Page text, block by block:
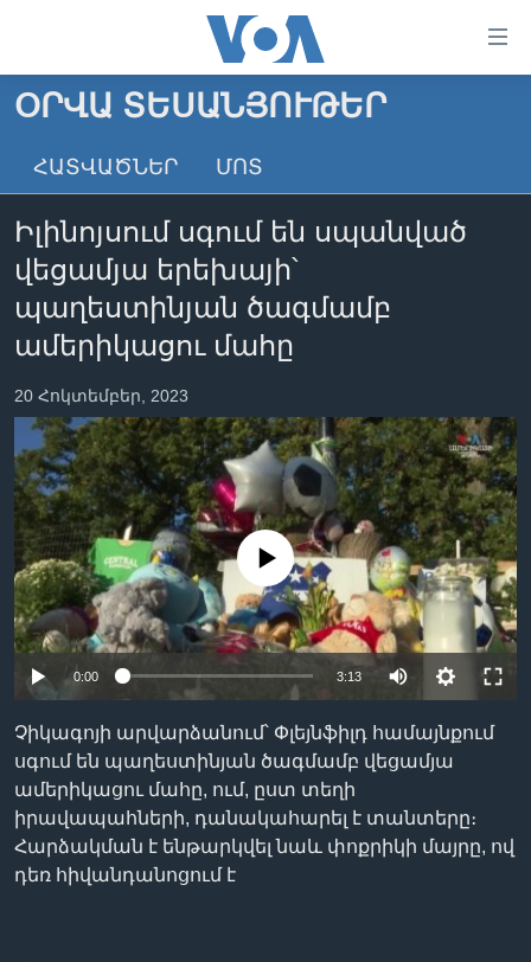
անցնել
հիմնական
անցնել
բովանդակությանը
հիմնական
բովանդակություն
ԳԼԽԱՎՈՐ ԷՋ
ԼՈՒՐԵՐ
ՏԵՍԱՆՅՈՒԹԵՐ
ՖԻԼՄԵՐ
ՖԻԼՄԵՐ
ՄԵՐ ՄԱՍԻՆ
«ԱՄԵՐԻԿԱՅԻ ՁԱՅՆ»-Ի ԿԱՆՈՆԱԴՐՈՒԹՅՈՒՆ
ԿԱՊ ՄԵԶ ՀԵՏ
Learning English
ՀԵՏԵՒԵՔ ՄԵԶ
Լեզուներ
ՕՐՎԱ ՏԵՍԱՆՅՈՒԹԵՐ
ՀԱՏՎԱԾՆԵՐ ՄՈՏ
Իլինոյսում սգում են սպանված
վեցամյա երեխայի՝
պաղեստինյան ծագմամբ
ամերիկացու մահը
20 Հոկտեմբեր, 2023
No media source currently available
0:00 3:13
Չիկագոյի արվարձանում՝ Փլեյնֆիլդ համայնքում
սգում են պաղեստինյան ծագմամբ վեցամյա
ամերիկացու մահը, ում, ըստ տեղի
իրավապահների, դանակահարել է տանտերը։
Հարձակման է ենթարկվել նաև փոքրիկի մայրը, ով
դեռ հիվանդանոցում է